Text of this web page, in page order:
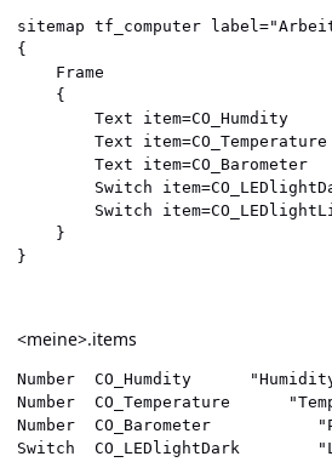
sitemap tf_computer
{
Frame
{
Text item=CO_Humdity
Text item=CO_Temperature
Text item=CO_Barometer
Switch
Switch
}
}
<meine>.items
Number 	CO_Humdity		"Humidity [%.1f %%]" 		{ tinkerforge="uid=hXk" }
Number 	CO_Temperature  	"Temperature [%.1f °C]"	{ tinkerforge="uid=e3G" }
Number 	CO_Barometer           "Pressure [%.0f mbar]"  	{ tinkerforge="uid=jns" }
Switch 	CO_LEDlightDark        "LEDlightDark" 		{ tinkerforge="uid=jpy,subid=relay1" }